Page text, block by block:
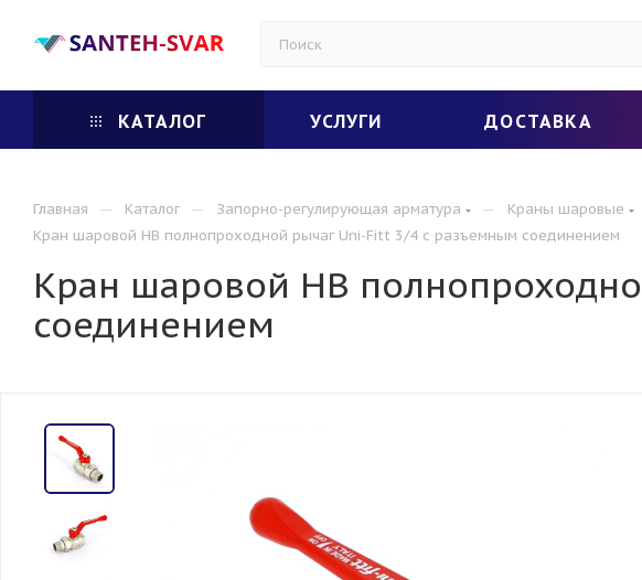
КАТАЛОГ УСЛУГИ ДОСТАВКА
Главная — Каталог — Запорно-регулирующая арматура — Краны шаровые
Кран шаровой НВ полнопроходной рычаг Uni-Fitt 3/4 с разъемным соединением
Кран шаровой НВ
соединением